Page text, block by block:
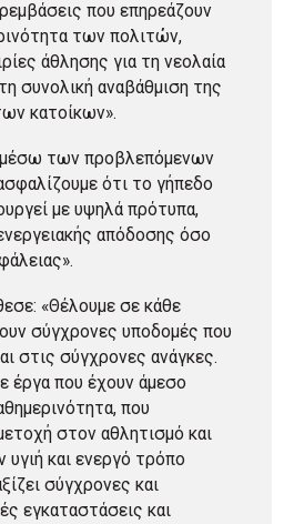
που επηρεάζουν
των πολιτών,
άθλησης για τη νεολαία
συνολική αναβάθμιση της
κατοίκων».
των προβλεπόμενων
ότι το γήπεδο
με υψηλά πρότυπα,
απόδοσης όσο
«Θέλουμε σε κάθε
σύγχρονες υποδομές που
στις σύγχρονες ανάγκες.
έργα που έχουν άμεσο
που
στον αθλητισμό και
υγιή και ενεργό τρόπο
σύγχρονες και
εγκαταστάσεις και